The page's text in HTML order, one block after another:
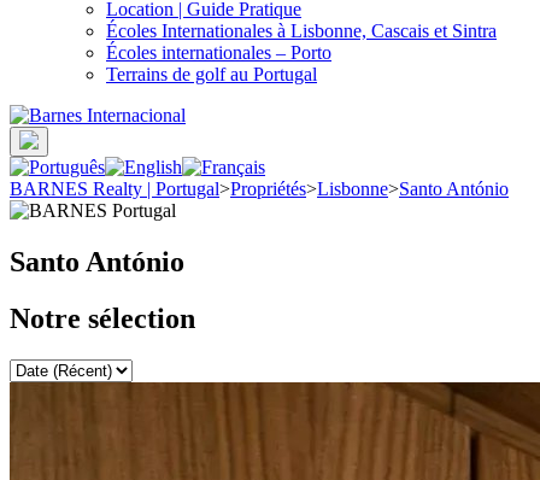
Location | Guide Pratique
Écoles Internationales à Lisbonne, Cascais et Sintra
Écoles internationales – Porto
Terrains de golf au Portugal
BARNES Realty | Portugal>Propriétés>Lisbonne>Santo António
Santo António
Notre sélection